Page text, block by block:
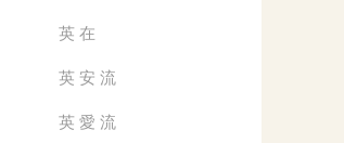
英 在
英 安 流
英 愛 流